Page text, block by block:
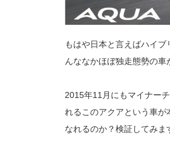
もはや日本と言えばハイ
んななかほぼ独走態勢の車
2015年11月にもマイナー
れるこのアクアという車が
なれるのか？検証してみま